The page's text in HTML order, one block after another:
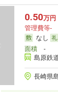
0.50万円
管理費等-
なし
面積-
島原鉄
長崎県